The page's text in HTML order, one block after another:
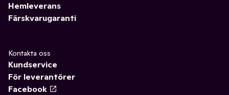
Hemleverans
Färskvarugaranti
Kontakta oss
Kundservice
För leverantörer
Facebook